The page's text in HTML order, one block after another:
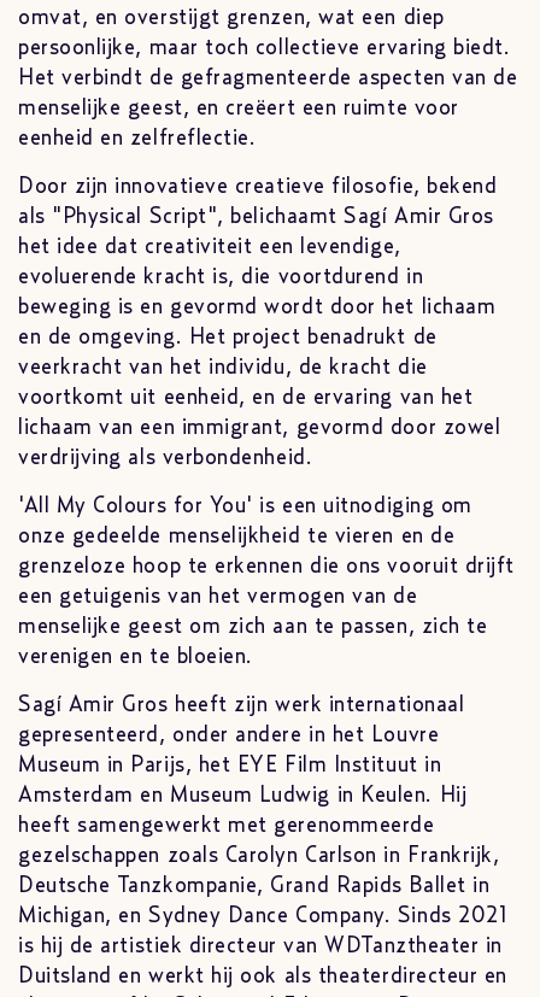
omvat, en overstijgt grenzen, wat een diep
persoonlijke, maar toch collectieve ervaring biedt.
Het verbindt de gefragmenteerde aspecten van de
menselijke geest, en creëert een ruimte voor
eenheid en zelfreflectie.
Door zijn innovatieve creatieve filosofie, bekend
als "Physical Script", belichaamt Sagí Amir Gros
het idee dat creativiteit een levendige,
evoluerende kracht is, die voortdurend in
beweging is en gevormd wordt door het lichaam
en de omgeving. Het project benadrukt de
veerkracht van het individu, de kracht die
voortkomt uit eenheid, en de ervaring van het
lichaam van een immigrant, gevormd door zowel
verdrijving als verbondenheid.
'All My Colours for You' is een uitnodiging om
onze gedeelde menselijkheid te vieren en de
grenzeloze hoop te erkennen die ons vooruit drijft
een getuigenis van het vermogen van de
menselijke geest om zich aan te passen, zich te
verenigen en te bloeien.
Sagí Amir Gros heeft zijn werk internationaal
gepresenteerd, onder andere in het Louvre
Museum in Parijs, het EYE Film Instituut in
Amsterdam en Museum Ludwig in Keulen. Hij
heeft samengewerkt met gerenommeerde
gezelschappen zoals Carolyn Carlson in Frankrijk,
Deutsche Tanzkompanie, Grand Rapids Ballet in
Michigan, en Sydney Dance Company. Sinds 2021
is hij de artistiek directeur van WDTanztheater in
Duitsland en werkt hij ook als theaterdirecteur en